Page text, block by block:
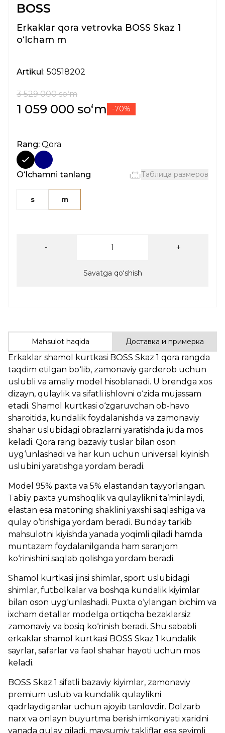
BOSS
Erkaklar qora vetrovka BOSS Skaz 1
oʻlcham m
Artikul: 50518202
3 529 000 soʻm
1 059 000 soʻm -70%
Rang: Qora
Oʻlchamni tanlang Таблица размеров
s m
- +
Savatga qoʻshish
Mahsulot haqida Доставка и примерка
Erkaklar shamol kurtkasi BOSS Skaz 1 qora rangda
taqdim etilgan bo‘lib, zamonaviy garderob uchun
uslubli va amaliy model hisoblanadi. U brendga xos
dizayn, qulaylik va sifatli ishlovni o‘zida mujassam
etadi. Shamol kurtkasi o‘zgaruvchan ob-havo
sharoitida, kundalik foydalanishda va zamonaviy
shahar uslubidagi obrazlarni yaratishda juda mos
keladi. Qora rang bazaviy tuslar bilan oson
uyg‘unlashadi va har kun uchun universal kiyinish
uslubini yaratishga yordam beradi.
Model 95% paxta va 5% elastandan tayyorlangan.
Tabiiy paxta yumshoqlik va qulaylikni ta’minlaydi,
elastan esa matoning shaklini yaxshi saqlashiga va
qulay o‘tirishiga yordam beradi. Bunday tarkib
mahsulotni kiyishda yanada yoqimli qiladi hamda
muntazam foydalanilganda ham saranjom
ko‘rinishini saqlab qolishga yordam beradi.
Shamol kurtkasi jinsi shimlar, sport uslubidagi
shimlar, futbolkalar va boshqa kundalik kiyimlar
bilan oson uyg‘unlashadi. Puxta o‘ylangan bichim va
ixcham detallar modelga ortiqcha bezaklarsiz
zamonaviy va bosiq ko‘rinish beradi. Shu sababli
erkaklar shamol kurtkasi BOSS Skaz 1 kundalik
sayrlar, safarlar va faol shahar hayoti uchun mos
keladi.
BOSS Skaz 1 sifatli bazaviy kiyimlar, zamonaviy
premium uslub va kundalik qulaylikni
qadrlaydiganlar uchun ajoyib tanlovdir. Dolzarb
narx va onlayn buyurtma berish imkoniyati xaridni
yanada qulay qiladi, mavsumiy takliflar esa sevimli